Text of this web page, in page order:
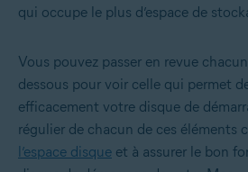
qui occupe le plus d’espace de
Vous pouvez passer en revue
dessous pour voir celle qui permet
efficacement votre disque de
régulier de chacun de ces éléments
l’espace disque et à assurer le bon